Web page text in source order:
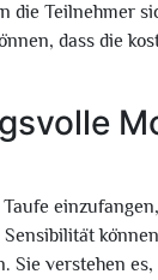
die Teilnehmer
dass die
Sie verstehen